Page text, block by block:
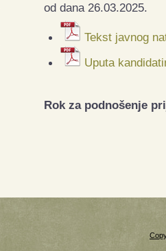
od dana 26.03.2025.
Tekst javnog
Uputa
Rok za podnošenje